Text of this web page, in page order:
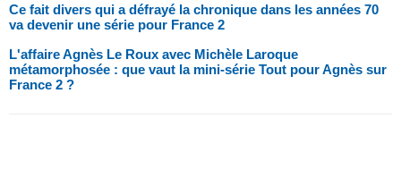
Ce fait divers qui a défrayé la chronique dans les années 70
va devenir une série pour France 2
L'affaire Agnès Le Roux avec Michèle Laroque
métamorphosée : que vaut la mini-série Tout pour Agnès sur
France 2 ?